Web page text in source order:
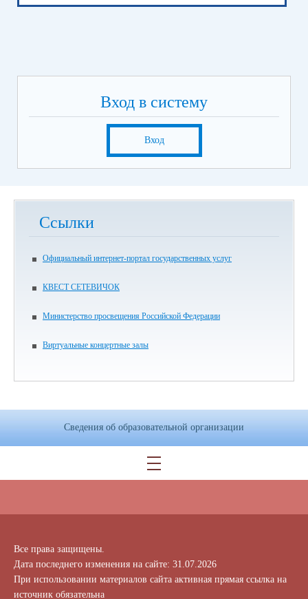
Вход в систему
Вход
Ссылки
Официальный интернет-портал государственных услуг
КВЕСТ СЕТЕВИЧОК
Министерство просвещения Российской Федерации
Виртуальные концертные залы
Сведения об образовательной организации
Все права защищены.
Дата последнего изменения на сайте: 31.07.2026
При использовании материалов сайта активная прямая ссылка на
источник обязательна